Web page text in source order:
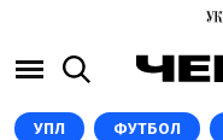
УПЛ ФУТБОЛ